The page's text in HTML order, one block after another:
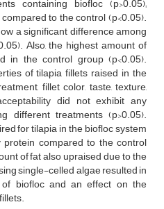
containing biofloc (p>0.05);
to the control (p<0.05).
a significant difference among
Also, the highest amount of
in the control group (p<0.05).
of tilapia fillets raised in the
fillet color, taste, texture,
did not exhibit any
different treatments (p>0.05).
for tilapia in the biofloc system
compared to the control
of fat also upraised due to the
single-celled algae resulted in
biofloc and an effect on the